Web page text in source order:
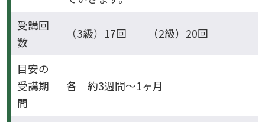
受講回
数
（3級）17回 （2級）20回
目安の
受講期
間
各 約3週間～1ヶ月